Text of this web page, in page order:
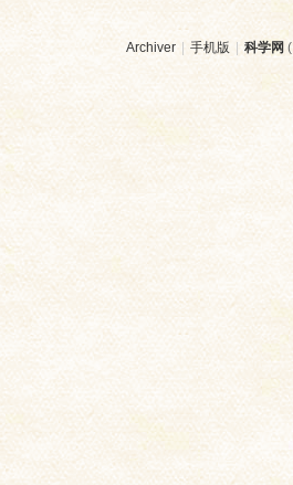
Archiver 手机版 科学网 (